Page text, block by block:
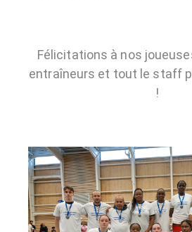
Félicitations à nos
entraîneurs et tout le staff
!